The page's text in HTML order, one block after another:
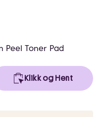
Peel Toner Pad
Klikk og Hent